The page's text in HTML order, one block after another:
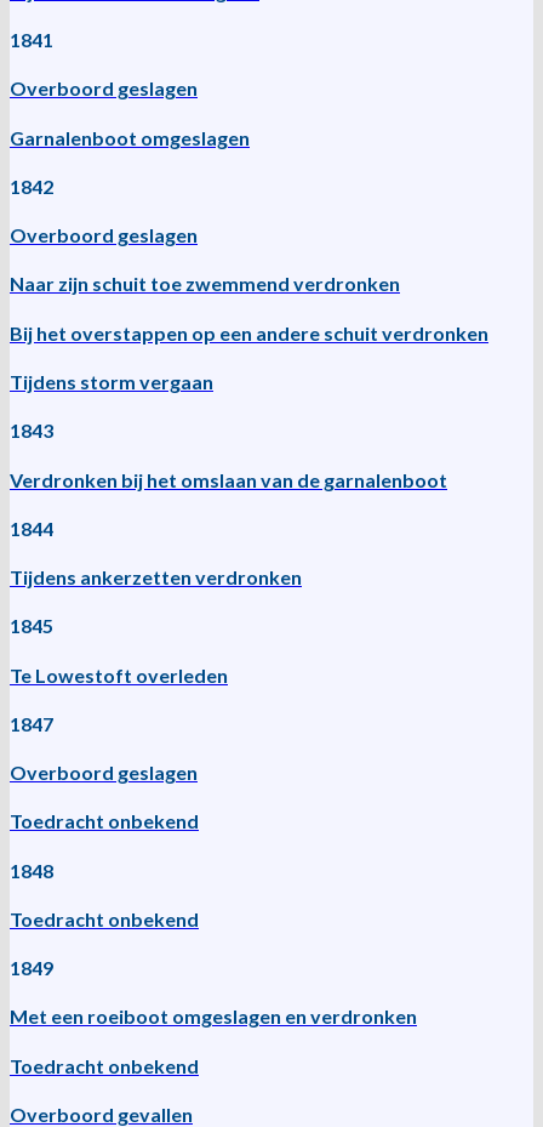
1841
Overboord geslagen
Garnalenboot omgeslagen
1842
Overboord geslagen
Naar zijn schuit toe zwemmend verdronken
Bij het overstappen op een andere schuit verdronken
Tijdens storm vergaan
1843
Verdronken bij het omslaan van de garnalenboot
1844
Tijdens ankerzetten verdronken
1845
Te Lowestoft overleden
1847
Overboord geslagen
Toedracht onbekend
1848
Toedracht onbekend
1849
Met een roeiboot omgeslagen en verdronken
Toedracht onbekend
Overboord gevallen